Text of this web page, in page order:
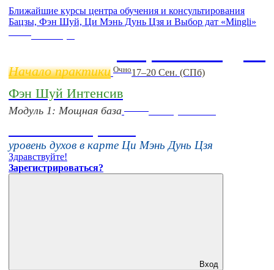
Ближайшие курсы центра обучения и консультирования
Бацзы, Фэн Шуй, Ци Мэнь Дунь Цзя и Выбор дат «Mingli»
Начало практики Очно17–20 Сен. (СПб)
Фэн Шуй Интенсив
Модуль 1: Мощная база
уровень духов в карте Ци Мэнь Дунь Цзя
Здравствуйте!
Зарегистрироваться?
Вход